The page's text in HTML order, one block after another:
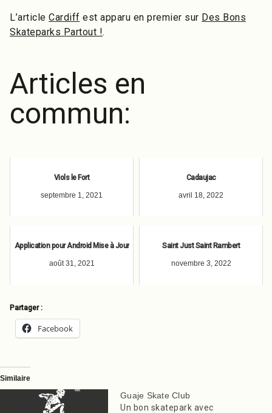
L’article Cardiff est apparu en premier sur Des Bons
Skateparks Partout !.
Articles en
commun:
Viols le Fort
septembre 1, 2021
Cadaujac
avril 18, 2022
Application pour Android Mise à Jour
août 31, 2021
Saint Just Saint Rambert
novembre 3, 2022
Partager :
Facebook
Similaire
Guaje Skate Club
Un bon skatepark avec